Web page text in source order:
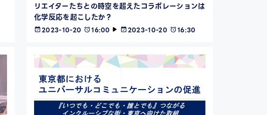
リエイターたちとの時空を超えたコラボレーションは
化学反応を起こしたか？
2023-10-20 16:00 2023-10-20 16:30